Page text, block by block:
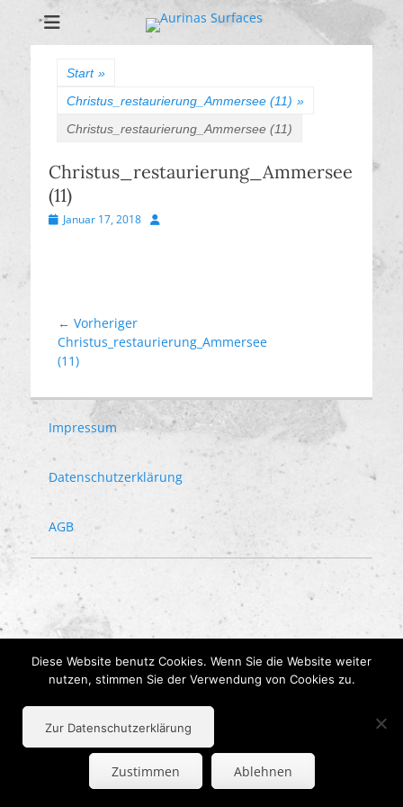
Aurinas Surfaces
Oberflächen Manufaktur
Start »
Christus_restaurierung_Ammersee (11) »
Christus_restaurierung_Ammersee (11)
Christus_restaurierung_Ammersee
(11)
Veröffentlicht
Januar 17, 2018 Autor
Beitragsnavigation
← Vorheriger
Vorheriger
Beitrag:
Christus_restaurierung_Ammersee
(11)
Impressum
Datenschutzerklärung
AGB
Diese Website benutz Cookies. Wenn Sie die Website weiter
nutzen, stimmen Sie der Verwendung von Cookies zu.
Zur Datenschutzerklärung
Zustimmen Ablehnen